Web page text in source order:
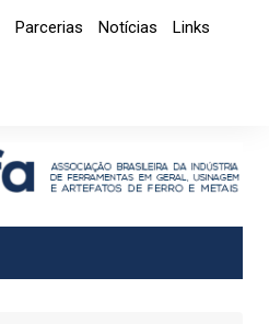
Parcerias Notícias
Links